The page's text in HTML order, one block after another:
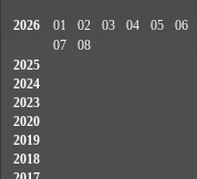
2026 01 02 03 04 05
06
07
08
2025
2024
2023
2020
2019
2018